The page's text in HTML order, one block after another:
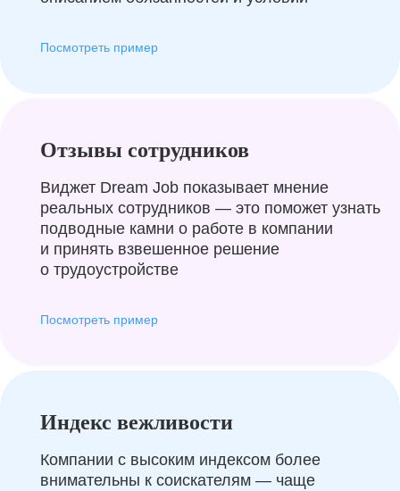
Посмотреть пример
Отзывы сотрудников
Виджет Dream Job показывает мнение
реальных сотрудников — это поможет узнать
подводные камни о работе в компании
и принять взвешенное решение
о трудоустройстве
Посмотреть пример
Индекс вежливости
Компании с высоким индексом более
внимательны к соискателям — чаще